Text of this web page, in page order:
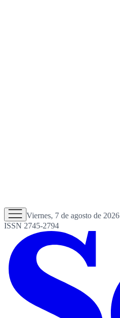
Viernes, 7 de agosto de 2026
ISSN 2745-2794